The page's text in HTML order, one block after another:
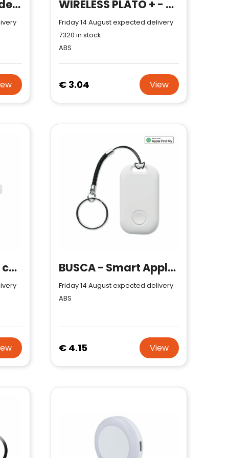
FINDER - Anti loss device WIRELESS PLATO + - Small wireless charger 15W
Friday 14 August expected delivery
7320 in stock
ABS
€ 3.04 View
UNIPAD - Wireless charging pad 15W BUSCA - Smart Apple Find My locator
Friday 14 August expected delivery
ABS
€ 4.15 View